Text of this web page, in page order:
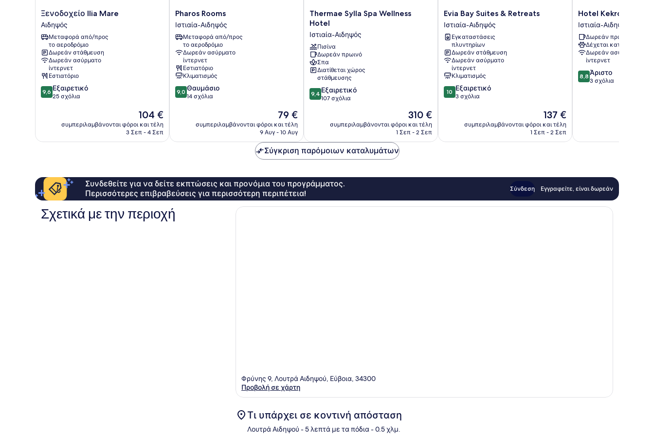
Ξενοδοχείο
Ilia
Mare
Αιδηψός
Ξενοδοχείο Ilia Mare
Αιδηψός
Μεταφορά από/προς
το αεροδρόμιο
Δωρεάν στάθμευση
Δωρεάν ασύρματο
ίντερνετ
Εστιατόριο
9.6
στα
9,6 Εξαιρετικό
25 σχόλια
Η
τιμή
είναι
104 €
συμπεριλαμβάνονται φόροι και τέλη
3 Σεπ - 4 Σεπ
Pharos
Rooms
Ιστιαία-
Αιδηψός
Pharos Rooms
Ιστιαία-Αιδηψός
Μεταφορά από/προς
το αεροδρόμιο
Δωρεάν ασύρματο
ίντερνετ
Εστιατόριο
Κλιματισμός
9.0
στα
9,0 Θαυμάσιο
14 σχόλια
Η
τιμή
είναι
79 €
συμπεριλαμβάνονται φόροι και τέλη
9 Αυγ - 10 Αυγ
Thermae
Sylla
Spa
Wellness
Hotel
Ιστιαία-
Αιδηψός
Thermae Sylla Spa Wellness
Hotel
Ιστιαία-Αιδηψός
Πισίνα
Δωρεάν πρωινό
Σπα
Διατίθεται χώρος
στάθμευσης
9.4
στα
9,4 Εξαιρετικό
107 σχόλια
Η
τιμή
είναι
310 €
συμπεριλαμβάνονται φόροι και τέλη
1 Σεπ - 2 Σεπ
Evia
Bay
Suites
&
Retreats
Ιστιαία-
Αιδηψός
Evia Bay Suites & Retreats
Ιστιαία-Αιδηψός
Εγκαταστάσεις
πλυντηρίων
Δωρεάν στάθμευση
Δωρεάν ασύρματο
ίντερνετ
Κλιματισμός
10.0
στα
10 Εξαιρετικό
3 σχόλια
Η
τιμή
είναι
137 €
συμπεριλαμβάνονται φόροι και τέλη
1 Σεπ - 2 Σεπ
Hotel
Kekrops
Ιστιαία-
Αιδηψός
Hotel Kekrops
Ιστιαία-Αιδηψός
Δωρεάν πρωινό
Δέχεται κατοικίδια
Δωρεάν ασύρματο
ίντερνετ
8.8
στα
8,8 Άριστο
3 σχόλια
Σύγκριση παρόμοιων καταλυμάτων
Συνδεθείτε για να δείτε εκπτώσεις και προνόμια του προγράμματος.
Περισσότερες επιβραβεύσεις για περισσότερη περιπέτεια!
Σύνδεση Εγγραφείτε, είναι δωρεάν
Σχετικά με την περιοχή
Φρύνης 9, Λουτρά Αιδηψού, Εύβοια, 34300
Προβολή σε χάρτη
Τι υπάρχει σε κοντινή απόσταση
Λουτρά Αιδηψού - 5 λεπτά με τα πόδια - 0.5 χλμ.